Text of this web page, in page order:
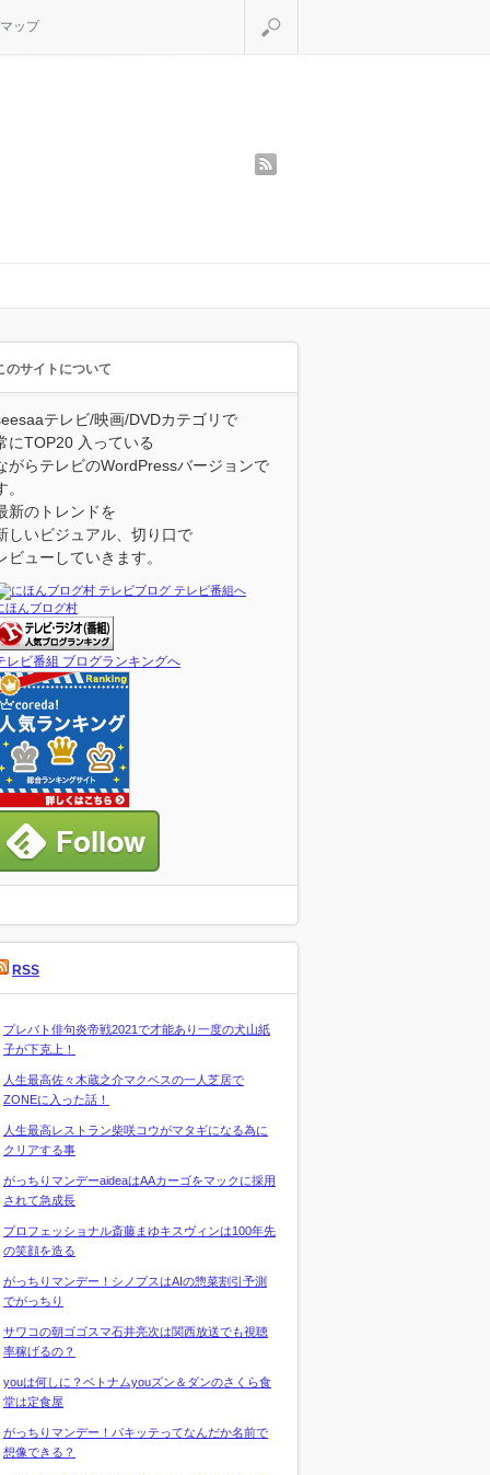
ップ
のサイトについて
テレビ/映画/DVDカテゴリで
にTOP20 入っている
がらテレビのWordPressバージョンで
。
新のトレンドを
しいビジュアル、切り口で
ビューしていきます。
ほんブログ村
レビ番組 ブログランキングへ
RSS
プレバト俳句炎帝戦2021で才能あり一度の犬山紙
子が下克上！
人生最高佐々木蔵之介マクベスの一人芝居で
ZONEに入った話！
人生最高レストラン柴咲コウがマタギになる為に
クリアする事
がっちりマンデーaideaはAAカーゴをマックに採用
されて急成長
プロフェッショナル斎藤まゆキスヴィンは100年先
の笑顔を造る
がっちりマンデー！シノプスはAIの惣菜割引予測
でがっちり
サワコの朝ゴゴスマ石井亮次は関西放送でも視聴
率稼げるの？
youは何しに？ベトナムyouズン＆ダンのさくら食
堂は定食屋
がっちりマンデー！パキッテってなんだか名前で
想像できる？